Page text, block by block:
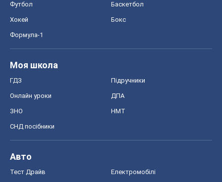
Футбол Баскетбол
Хокей Бокс
Формула-1
Моя школа
ГДЗ Підручники
Онлайн уроки ДПА
ЗНО НМТ
СНД посібники
Авто
Тест Драйв Електромобілі